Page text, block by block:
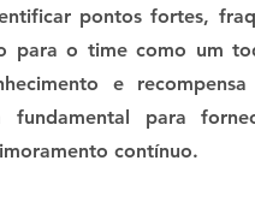
pontos fortes,
para o time como um
e
para
contínuo.